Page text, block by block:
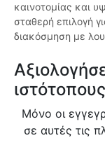
καινοτομίας και
σταθερή επιλογή
διακόσμηση με
ιστότοπους
Μόνο οι
σε αυτές τις